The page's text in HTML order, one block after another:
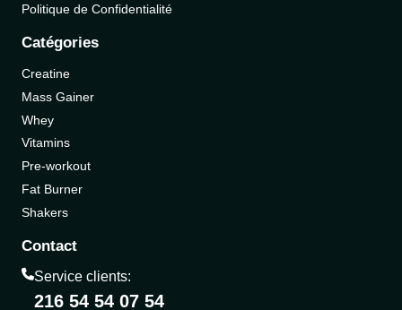
Politique de Confidentialité
Catégories
Creatine
Mass Gainer
Whey
Vitamins
Pre-workout
Fat Burner
Shakers
Contact
Service clients:
216 54 54 07 54